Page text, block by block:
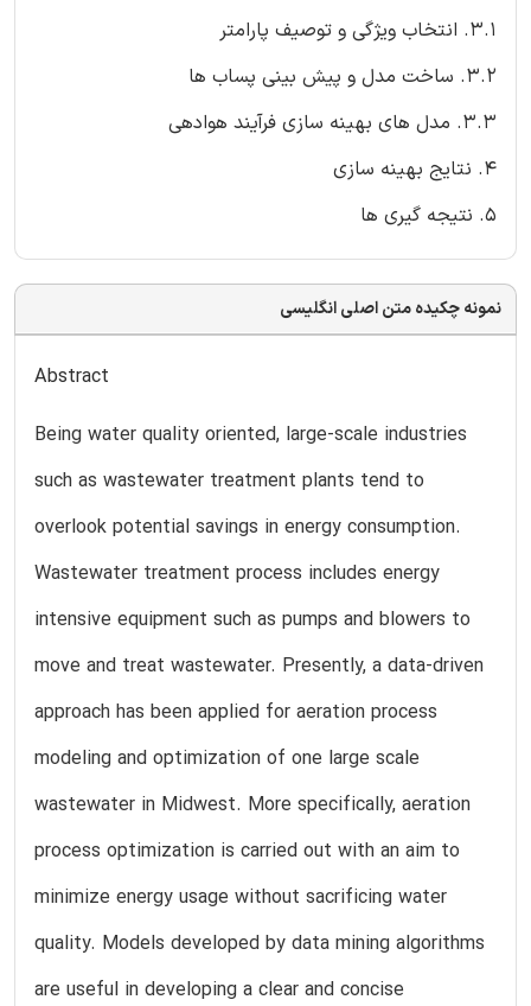
3.1. انتخاب ویژگی و توصیف پارامتر
3.2. ساخت مدل و پیش بینی پساب ها
3.3. مدل های بهینه سازی فرآیند هوادهی
4. نتایج بهینه سازی
5. نتیجه گیری ها
نمونه چکیده متن اصلی انگلیسی
Abstract
Being water quality oriented, large-scale industries
such as wastewater treatment plants tend to
overlook potential savings in energy consumption.
Wastewater treatment process includes energy
intensive equipment such as pumps and blowers to
move and treat wastewater. Presently, a data-driven
approach has been applied for aeration process
modeling and optimization of one large scale
wastewater in Midwest. More specifically, aeration
process optimization is carried out with an aim to
minimize energy usage without sacrificing water
quality. Models developed by data mining algorithms
are useful in developing a clear and concise